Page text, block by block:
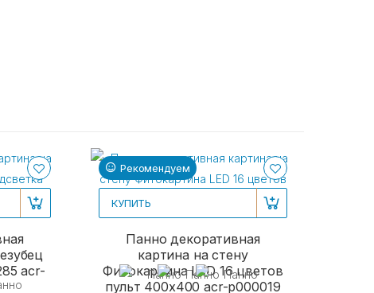
acr-
Рекомендуем
КУПИТЬ
Панно декоративная
картина на стену
Фитокартина LED 16 цветов
пульт 400x400 acr-p000019